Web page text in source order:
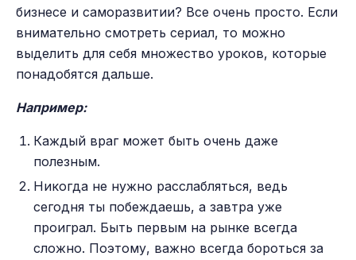
бизнесе и саморазвитии? Все очень просто. Если
внимательно смотреть сериал, то можно
выделить для себя множество уроков, которые
понадобятся дальше.
Например:
Каждый враг может быть очень даже
полезным.
Никогда не нужно расслабляться, ведь
сегодня ты побеждаешь, а завтра уже
проиграл. Быть первым на рынке всегда
сложно. Поэтому, важно всегда бороться за